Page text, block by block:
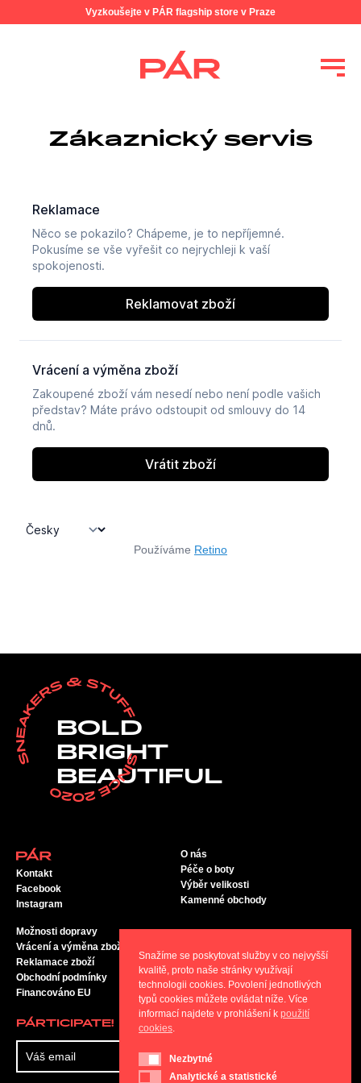
Vyzkoušejte v PÁR flagship store v Praze
Zákaznický servis
Používáme Retino
BOLD
BRIGHT
BEAUTIFUL
Kontakt
Facebook
Instagram
O nás
Péče o boty
Výběr velikosti
Kamenné obchody
Možnosti dopravy
Vrácení a výměna zboží
Reklamace zboží
Obchodní podmínky
Financováno EU
PÁRTICIPATE!
Snažíme se poskytovat služby v co nejvyšší
kvalitě, proto naše stránky využívají
technologii cookies. Povolení jednotlivých
typů cookies můžete ovládat níže. Více
informací najdete v prohlášení k použití
cookies.
NezbytnéNezbytné
Analytické a statistické
Analytické a statistické